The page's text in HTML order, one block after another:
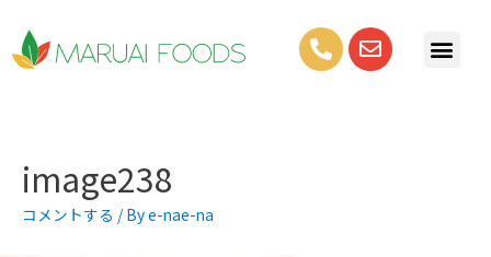
image238
コメントする / Bye-nae-na